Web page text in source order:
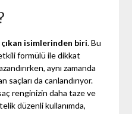
çıkan isimlerinden biri. Bu
formülü ile dikkat
aynı zamanda
saçları da canlandırıyor.
renginizin daha taze ve
düzenli kullanımda,